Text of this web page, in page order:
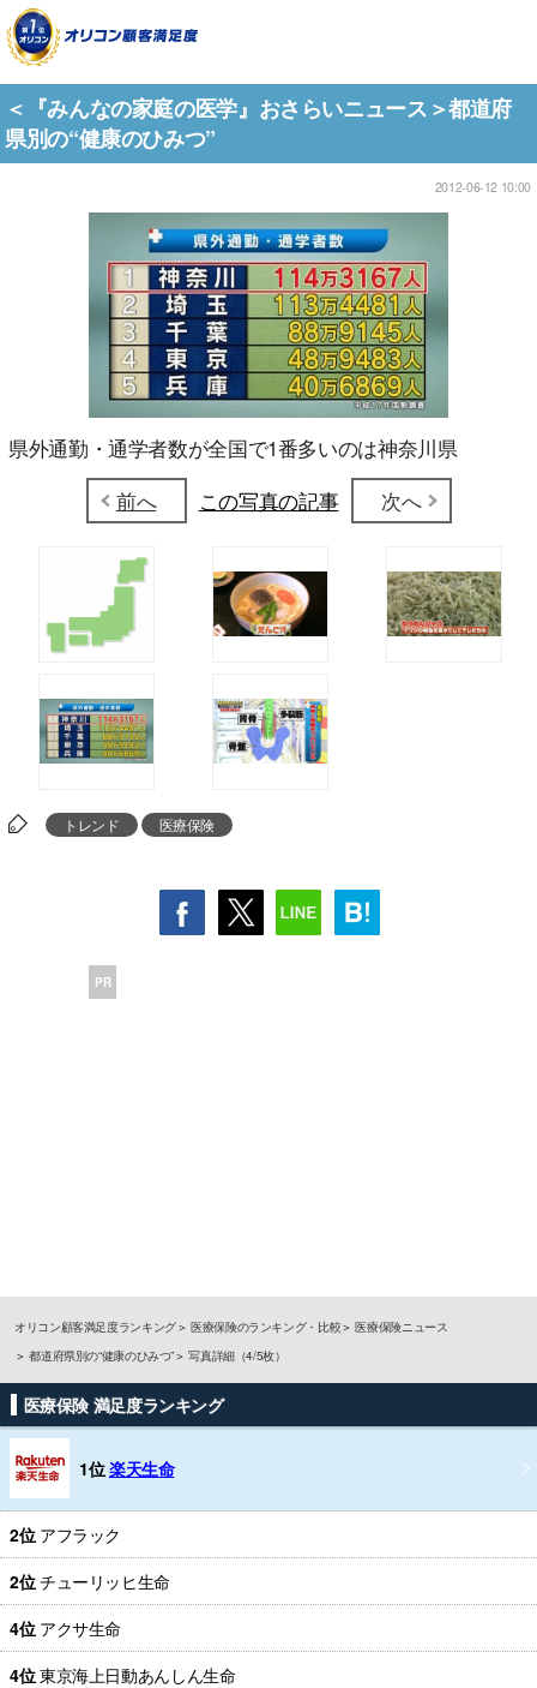
＜『みんなの家庭の医学』おさらいニュース＞都道府
県別の“健康のひみつ”
2012-06-12 10:00
県外通勤・通学者数が全国で1番多いのは神奈川県
前へ
この写真の記事 次へ
トレンド 医療保険
PR
オリコン顧客満足度ランキング 医療保険のランキング・比較
医療保険ニュース
都道府県別の“健康のひみつ”
写真詳細（4/5枚）
医療保険 満足度ランキング
1位楽天生命
2位 アフラック
2位チューリッヒ生命
4位 アクサ生命
4位東京海上日動あんしん生命